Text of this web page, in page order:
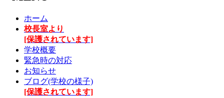
ホーム
校長室より
[保護されています]
学校概要
緊急時の対応
お知らせ
ブログ(学校の様子)
[保護されています]